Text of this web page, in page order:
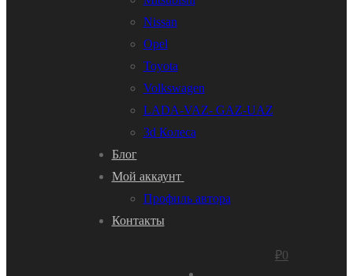
Nissan
Opel
Toyota
Volkswagen
LADA-VAZ- GAZ-UAZ
3d Колеса
Блог
Мой аккаунт
Профиль автора
Контакты
₽0